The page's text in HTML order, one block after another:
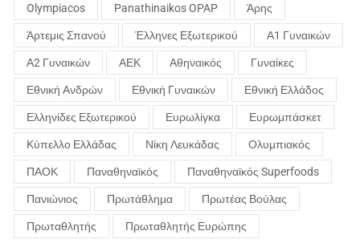
Olympiacos Panathinaikos OPAP Άρης
Άρτεμις Σπανού Έλληνες Εξωτερικού Α1 Γυναικών
Α2 Γυναικών ΑΕΚ Αθηναικός Γυναίκες
Εθνική Ανδρών Εθνική Γυναικών Εθνική Ελλάδος
Ελληνίδες Εξωτερικού Ευρωλίγκα Ευρωμπάσκετ
Κύπελλο Ελλάδας Νίκη Λευκάδας Ολυμπιακός
ΠΑΟΚ Παναθηναϊκός Παναθηναϊκός Superfoods
Πανιώνιος Πρωτάθλημα Πρωτέας Βούλας
Πρωταθλητής Πρωταθλητής Ευρώπης